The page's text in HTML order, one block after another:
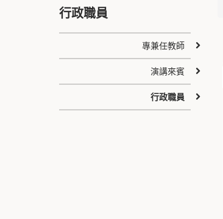
行政職員
專兼任教師
演講來賓
行政職員